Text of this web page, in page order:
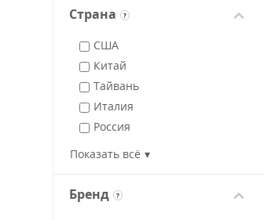
Страна ?
США
Китай
Тайвань
Италия
Россия
Германия
Швейцария
Показать всё
Бренд ?